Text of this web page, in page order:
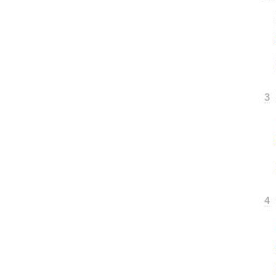
3
4